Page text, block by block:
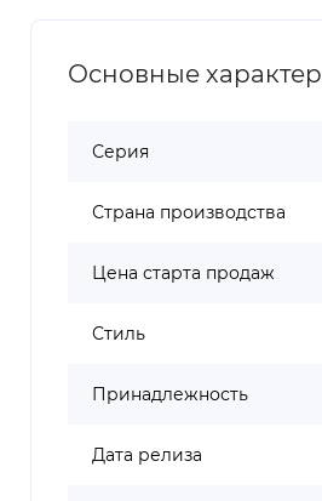
Основные
Серия
Страна производства
Цена старта продаж
Стиль
Принадлежность
Дата релиза